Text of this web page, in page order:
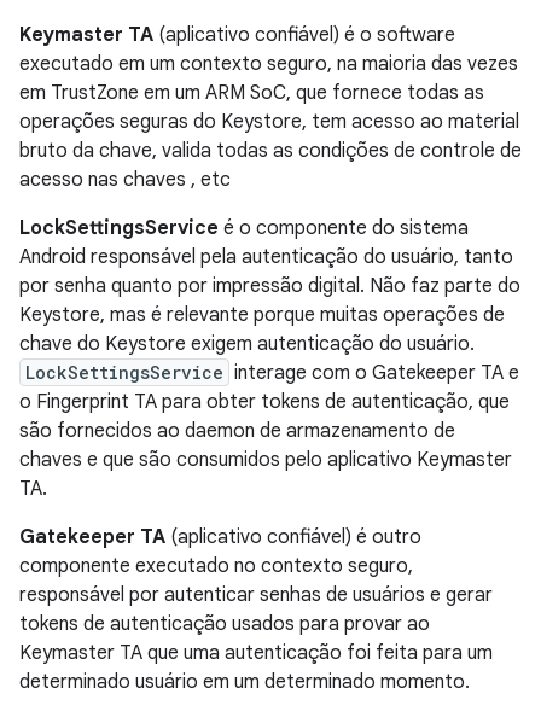
Keymaster TA (aplicativo confiável) é o software
executado em um contexto seguro, na maioria das vezes
em TrustZone em um ARM SoC, que fornece todas as
operações seguras do Keystore, tem acesso ao material
bruto da chave, valida todas as condições de controle de
acesso nas chaves , etc
LockSettingsService é o componente do sistema
Android responsável pela autenticação do usuário, tanto
por senha quanto por impressão digital. Não faz parte do
Keystore, mas é relevante porque muitas operações de
chave do Keystore exigem autenticação do usuário.
LockSettingsService interage com o Gatekeeper TA e
o Fingerprint TA para obter tokens de autenticação, que
são fornecidos ao daemon de armazenamento de
chaves e que são consumidos pelo aplicativo Keymaster
TA.
Gatekeeper TA (aplicativo confiável) é outro
componente executado no contexto seguro,
responsável por autenticar senhas de usuários e gerar
tokens de autenticação usados ​​para provar ao
Keymaster TA que uma autenticação foi feita para um
determinado usuário em um determinado momento.